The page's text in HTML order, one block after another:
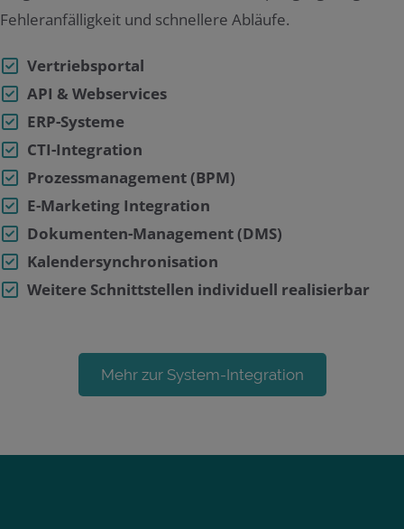
Fehleranfälligkeit und schnellere Abläufe.
Vertriebsportal
API & Webservices
ERP-Systeme
CTI-Integration
Prozessmanagement (BPM)
E-Marketing Integration
Dokumenten-Management (DMS)
Kalendersynchronisation
Weitere Schnittstellen individuell realisierbar
Mehr zur System-Integration